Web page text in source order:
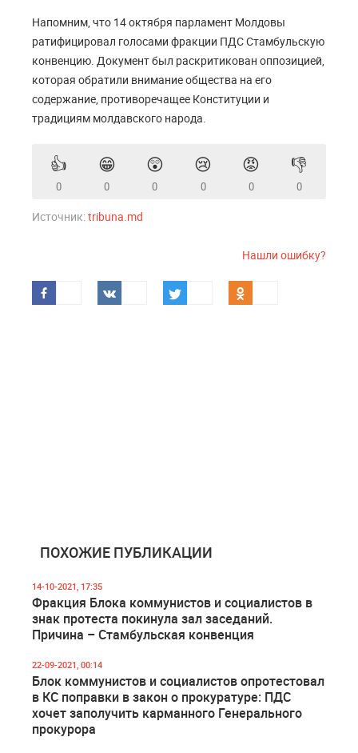
Напомним, что 14 октября парламент Молдовы
ратифицировал голосами фракции ПДС Стамбульскую
конвенцию. Документ был раскритикован оппозицией,
которая обратили внимание общества на его
содержание, противоречащее Конституции и
традициям молдавского народа.
👍
0
😁
0
😲
0
😢
0
😡
0
👎
0
Источник:tribuna.md
Нашли ошибку?
ПОХОЖИЕ ПУБЛИКАЦИИ
14-10-2021, 17:35
Фракция Блока коммунистов и социалистов в
знак протеста покинула зал заседаний.
Причина – Стамбульская конвенция
22-09-2021, 00:14
Блок коммунистов и социалистов опротестовал
в КС поправки в закон о прокуратуре: ПДС
хочет заполучить карманного Генерального
прокурора